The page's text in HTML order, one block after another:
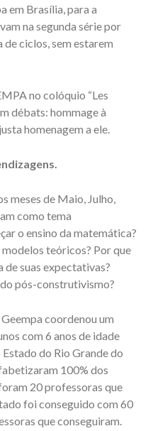
em Brasília, para a
na segunda série por
ciclos, sem estarem
no colóquio “Les
débats: hommage à
homenagem a ele.
meses de Maio, Julho,
como tema
o ensino da matemática?
teóricos? Por que
de suas expectativas?
pós-construtivismo?
coordenou um
com 6 anos de idade
do Rio Grande do
100% dos
20 professoras que
foi conseguido com 60
que conseguiram.